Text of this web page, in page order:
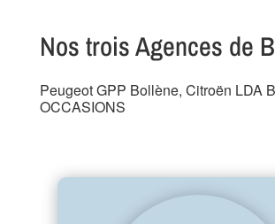
Nos trois Agences de
Peugeot GPP Bollène, Citroën LDA
OCCASIONS